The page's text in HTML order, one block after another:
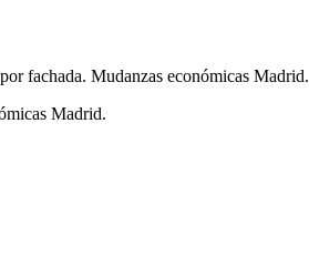
fachada. Mudanzas económicas Madrid.
Madrid.